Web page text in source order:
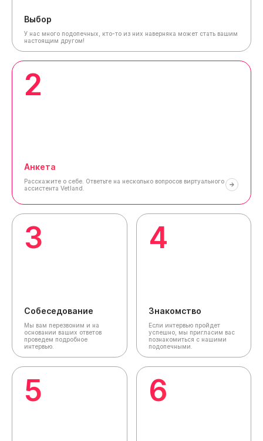
Выбор
У нас много подопечных, кто-то из них наверняка может стать вашим
настоящим другом!
2
Анкета
Расскажите о себе. Ответьте на несколько вопросов виртуального
ассистента Vetland.
3
Собеседование
Мы вам перезвоним и на
основании ваших ответов
проведем подробное
интервью.
4
Знакомство
Если интервью пройдет
успешно, мы пригласим вас
познакомиться с нашими
подопечными.
5 6